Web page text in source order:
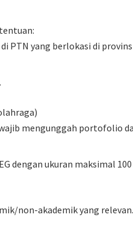
PTN yang berlokasi di
mengunggah portofolio
dengan ukuran maksimal 100
non-akademik yang relevan.